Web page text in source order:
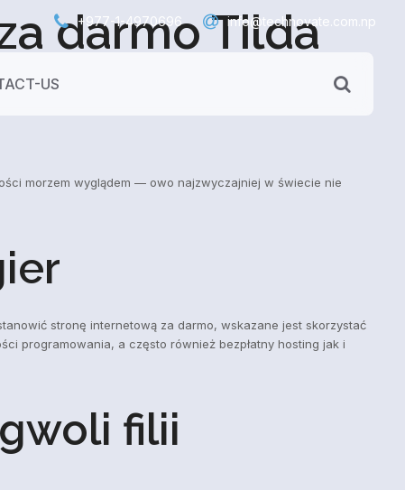
+977-1-4970696 info@technovate.com.np
US
darmo Tilda
morzem wyglądem — owo najzwyczajniej w świecie nie
stronę internetową za darmo, wskazane jest skorzystać
programowania, a często również bezpłatny hosting jak i
filii